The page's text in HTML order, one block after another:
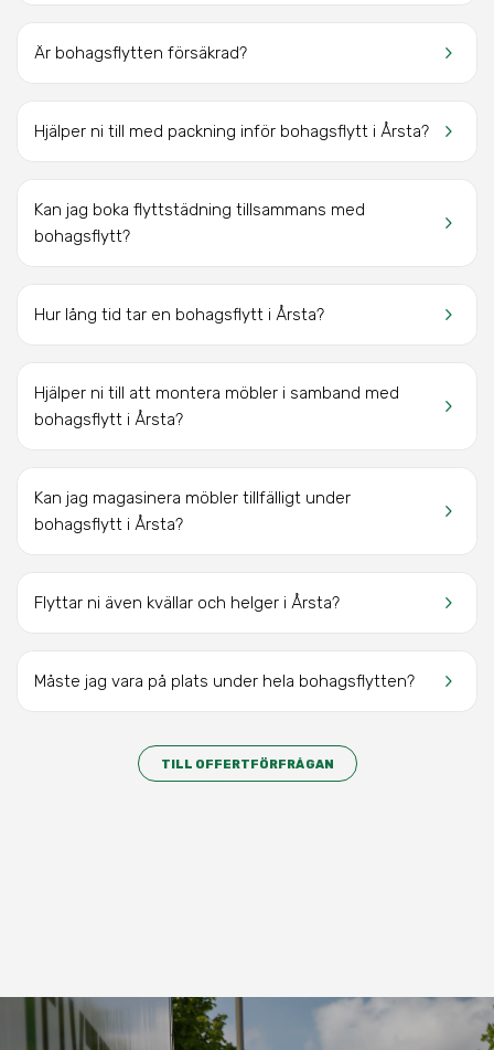
keyboard_arrow_right
Är bohagsflytten försäkrad?
keyboard_arrow_right
Hjälper ni till med packning inför bohagsflytt i Årsta?
keyboard_arrow_right
Kan jag boka flyttstädning tillsammans med
bohagsflytt?
keyboard_arrow_right
Hur lång tid tar en bohagsflytt i Årsta?
keyboard_arrow_right
Hjälper ni till att montera möbler i samband med
bohagsflytt i Årsta?
keyboard_arrow_right
Kan jag magasinera möbler tillfälligt under
bohagsflytt i Årsta?
keyboard_arrow_right
Flyttar ni även kvällar och helger i Årsta?
keyboard_arrow_right
Måste jag vara på plats under hela bohagsflytten?
TILL OFFERTFÖRFRÅGAN